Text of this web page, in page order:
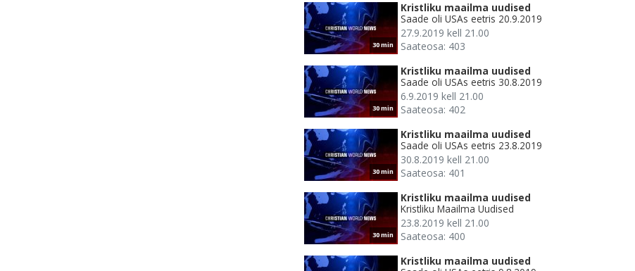
30 min
Kristliku maailma uudised
Saade oli USAs eetris 20.9.2019
27.9.2019 kell 21.00
Saateosa: 403
30 min
Kristliku maailma uudised
Saade oli USAs eetris 30.8.2019
6.9.2019 kell 21.00
Saateosa: 402
30 min
Kristliku maailma uudised
Saade oli USAs eetris 23.8.2019
30.8.2019 kell 21.00
Saateosa: 401
30 min
Kristliku maailma uudised
Kristliku Maailma Uudised
23.8.2019 kell 21.00
Saateosa: 400
Kristliku maailma uudised